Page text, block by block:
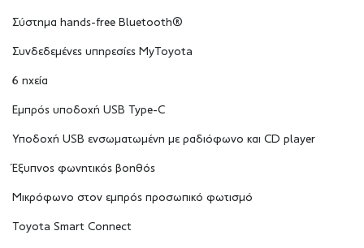
Σύστημα hands-free Bluetooth®
Συνδεδεμένες υπηρεσίες MyToyota
6 ηχεία
Εμπρός υποδοχή USB Type-C
Υποδοχή USB ενσωματωμένη με ραδιόφωνο και CD player
Έξυπνος φωνητικός βοηθός
Μικρόφωνο στον εμπρός προσωπικό φωτισμό
Toyota Smart Connect